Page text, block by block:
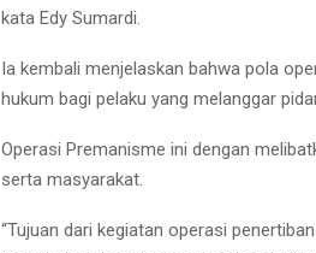
kata Edy Sumardi.
Ia kembali menjelaskan bahwa pola
hukum bagi pelaku yang melanggar
Operasi Premanisme ini dengan
serta masyarakat.
“Tujuan dari kegiatan operasi